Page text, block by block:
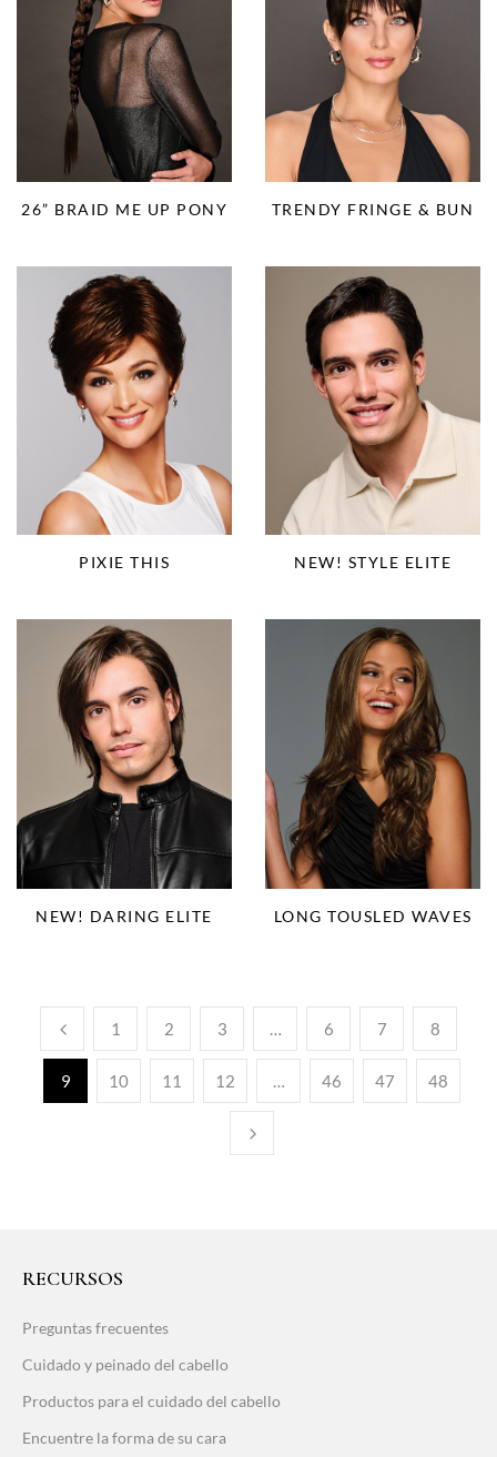
26” BRAID ME UP PONY TRENDY FRINGE & BUN
PIXIE THIS NEW! STYLE ELITE
NEW! DARING ELITE LONG TOUSLED WAVES
1 2 3 … 6 7 8
9 10 11 12 … 46 47 48
RECURSOS
Preguntas frecuentes
Cuidado y peinado del cabello
Productos para el cuidado del cabello
Encuentre la forma de su cara